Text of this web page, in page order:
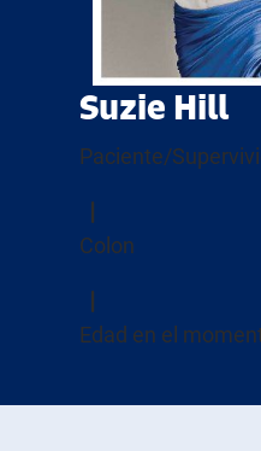
Suzie Hill
Paciente/
Colon
Edad en el